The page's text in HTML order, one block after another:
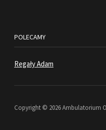
POLECAMY
Regały Adam
Copyright © 2026 Ambulatorium